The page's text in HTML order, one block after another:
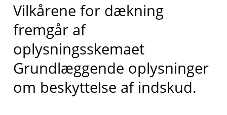
Vilkårene for dækning
fremgår af
oplysningsskemaet
Grundlæggende oplysninger
om beskyttelse af indskud.